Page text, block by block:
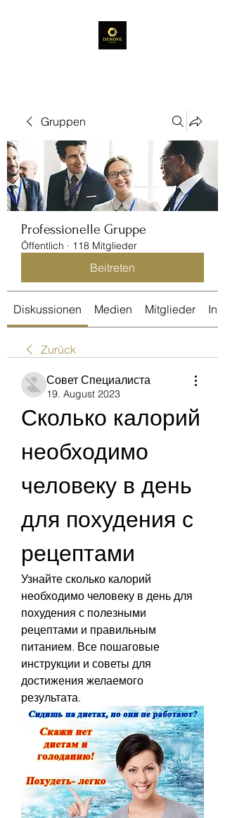
Gruppen
Professionelle Gruppe
Öffentlich · 118 Mitglieder
Beitreten
Diskussionen Medien Mitglieder Info
Zurück
Совет Специалиста
19. August 2023
Сколько калорий
необходимо
человеку в день
для похудения с
рецептами
Узнайте сколько калорий
необходимо человеку в день для
похудения с полезными
рецептами и правильным
питанием. Все пошаговые
инструкции и советы для
достижения желаемого
результата.